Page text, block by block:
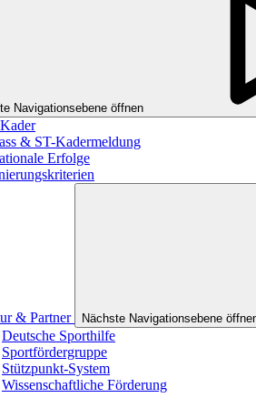
Navigationsebene öffnen
& ST-Kadermeldung
Erfolge
& Partner Nächste Navigationsebene
Deutsche Sporthilfe
Sportfördergruppe
Stützpunkt-System
Wissenschaftliche Förderung